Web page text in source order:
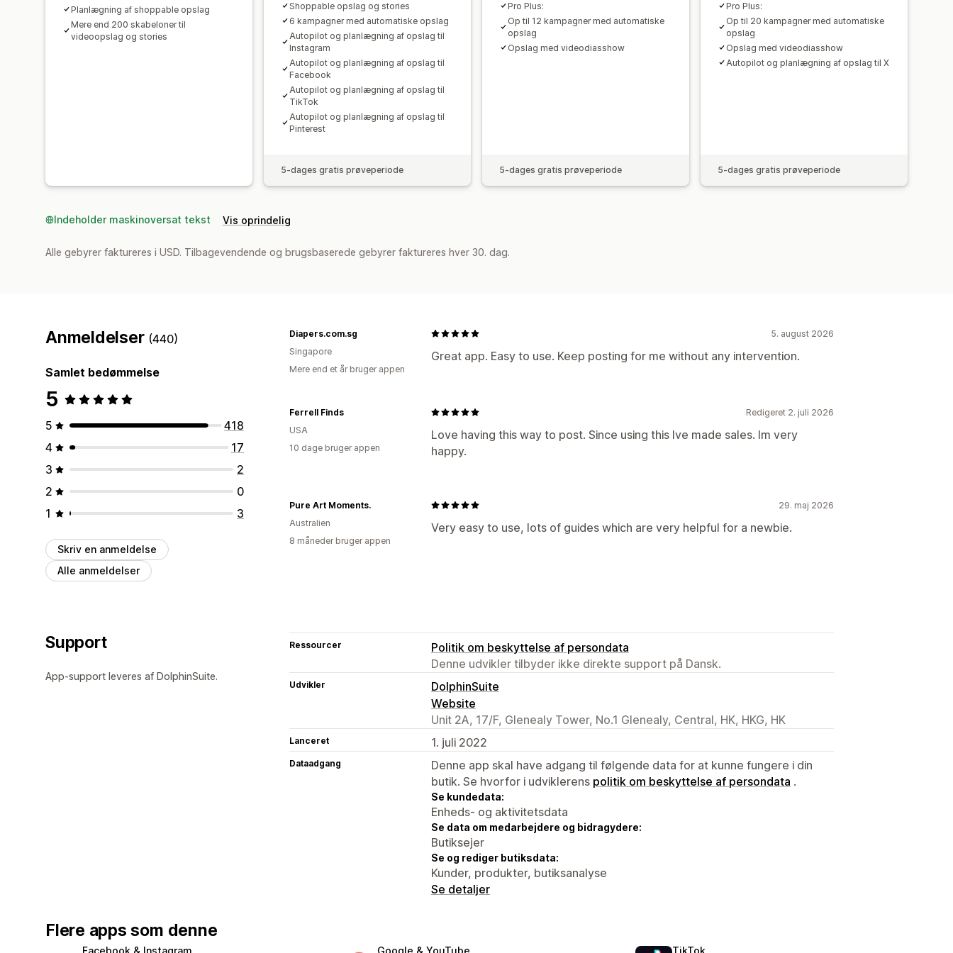
Planlægning af shoppable opslag
Mere end 200 skabeloner til
videoopslag og stories
Shoppable opslag og stories
6 kampagner med automatiske opslag
Autopilot og planlægning af opslag til
Instagram
Autopilot og planlægning af opslag til
Facebook
Autopilot og planlægning af opslag til
TikTok
Autopilot og planlægning af opslag til
Pinterest
5-dages gratis prøveperiode
Pro Plus:
Op til 12 kampagner med automatiske
opslag
Opslag med videodiasshow
5-dages gratis prøveperiode
Pro Plus:
Op til 20 kampagner med automatiske
opslag
Opslag med videodiasshow
Autopilot og planlægning af opslag til X
5-dages gratis prøveperiode
Indeholder maskinoversat tekst Vis oprindelig
Alle gebyrer faktureres i USD. Tilbagevendende og brugsbaserede gebyrer faktureres hver 30. dag.
Anmeldelser (440)
Samlet bedømmelse
5
5
418
4
17
3
2
2
0
1
3
Skriv en anmeldelse
Alle anmeldelser
5. august 2026
Great app. Easy to use. Keep posting for me without any intervention.
Diapers.com.sg
Singapore
Mere end et år bruger appen
Redigeret 2. juli 2026
Love having this way to post. Since using this Ive made sales. Im very
happy.
Ferrell Finds
USA
10 dage bruger appen
29. maj 2026
Very easy to use, lots of guides which are very helpful for a newbie.
Pure Art Moments.
Australien
8 måneder bruger appen
Support
App-support leveres af DolphinSuite.
Ressourcer
Politik om beskyttelse af persondata
Denne udvikler tilbyder ikke direkte support på Dansk.
Udvikler
DolphinSuite
Website
Unit 2A, 17/F, Glenealy Tower, No.1 Glenealy, Central, HK, HKG, HK
Lanceret 1. juli 2022
Dataadgang
Denne app skal have adgang til følgende data for at kunne fungere i din
butik. Se hvorfor i udviklerens politik om beskyttelse af persondata .
Se kundedata:
Enheds- og aktivitetsdata
Se data om medarbejdere og bidragydere:
Butiksejer
Se og rediger butiksdata:
Kunder, produkter, butiksanalyse
Se detaljer
Flere apps som denne
Facebook & Instagram Google & YouTube TikTok